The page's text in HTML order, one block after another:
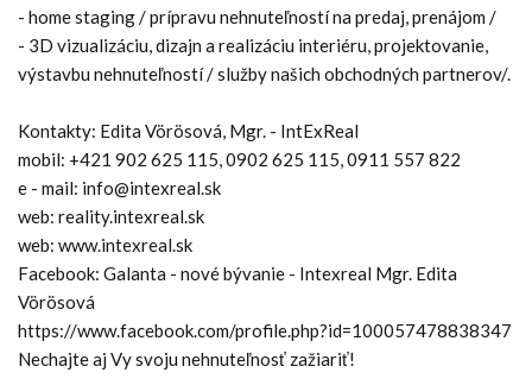
- home staging / prípravu nehnuteľností na predaj, prenájom /
- 3D vizualizáciu, dizajn a realizáciu interiéru, projektovanie,
výstavbu nehnuteľností / služby našich obchodných partnerov/.
Kontakty: Edita Vörösová, Mgr. - IntExReal
mobil: +421 902 625 115, 0902 625 115, 0911 557 822
e - mail: info@intexreal.sk
web: reality.intexreal.sk
web: www.intexreal.sk
Facebook: Galanta - nové bývanie - Intexreal Mgr. Edita
Vörösová
https://www.facebook.com/profile.php?id=100057478838347
Nechajte aj Vy svoju nehnuteľnosť zažiariť!